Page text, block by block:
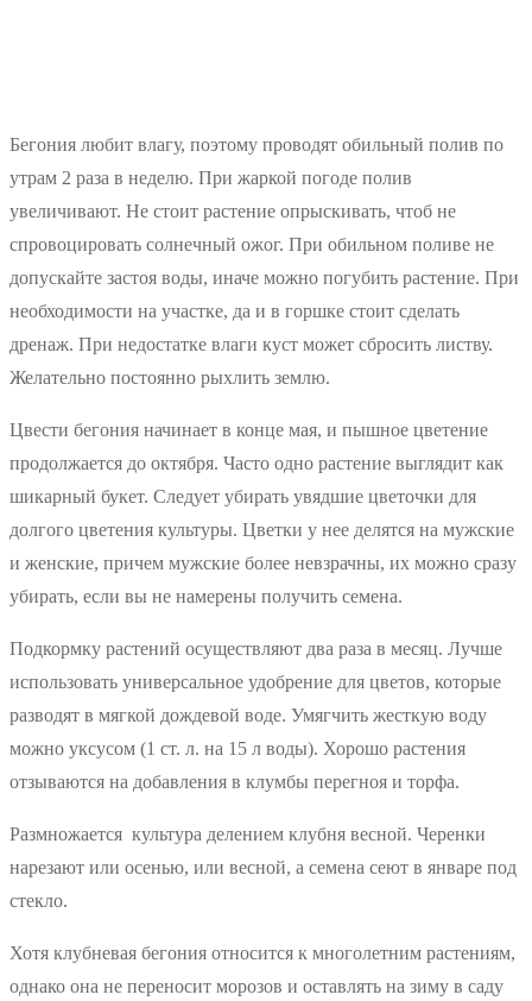
Бегония любит влагу, поэтому проводят обильный полив по
утрам 2 раза в неделю. При жаркой погоде полив
увеличивают. Не стоит растение опрыскивать, чтоб не
спровоцировать солнечный ожог. При обильном поливе не
допускайте застоя воды, иначе можно погубить растение. При
необходимости на участке, да и в горшке стоит сделать
дренаж. При недостатке влаги куст может сбросить листву.
Желательно постоянно рыхлить землю.
Цвести бегония начинает в конце мая, и пышное цветение
продолжается до октября. Часто одно растение выглядит как
шикарный букет. Следует убирать увядшие цветочки для
долгого цветения культуры. Цветки у нее делятся на мужские
и женские, причем мужские более невзрачны, их можно сразу
убирать, если вы не намерены получить семена.
Подкормку растений осуществляют два раза в месяц. Лучше
использовать универсальное удобрение для цветов, которые
разводят в мягкой дождевой воде. Умягчить жесткую воду
можно уксусом (1 ст. л. на 15 л воды). Хорошо растения
отзываются на добавления в клумбы перегноя и торфа.
Размножается культура делением клубня весной. Черенки
нарезают или осенью, или весной, а семена сеют в январе под
стекло.
Хотя клубневая бегония относится к многолетним растениям,
однако она не переносит морозов и оставлять на зиму в саду